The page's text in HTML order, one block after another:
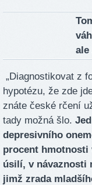
ale
„Diagnostikovat z
hypotézu, že zde
znáte české rčení
tady možná šlo.
depresivního
procent hmotnosti
úsilí, v návaznosti
jimž zrada